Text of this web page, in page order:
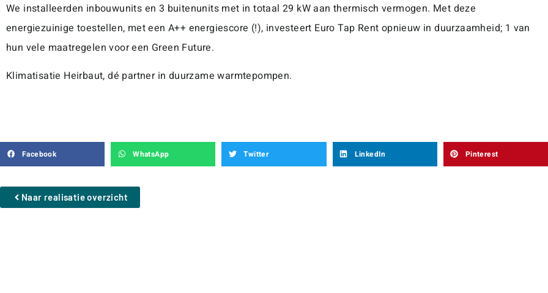
We installeerden inbouwunits en 3 buitenunits met in totaal 29 kW aan thermisch vermogen. Met deze
energiezuinige toestellen, met een A++ energiescore (!), investeert Euro Tap Rent opnieuw in duurzaamheid; 1 van
hun vele maatregelen voor een Green Future.
Klimatisatie Heirbaut, dé partner in duurzame warmtepompen.
Facebook WhatsApp Twitter LinkedIn Pinterest
Naar realisatie overzicht